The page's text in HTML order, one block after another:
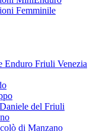
Femminile
Enduro Friuli Venezia
del Friuli
di Manzano